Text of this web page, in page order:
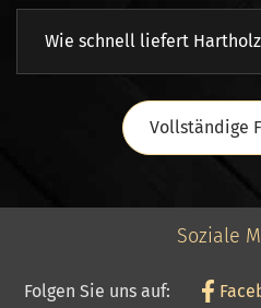
Wie schnell liefert
Vollständige
Soziale
Folgen Sie uns auf: